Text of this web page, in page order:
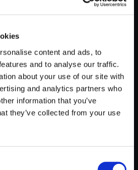
content and ads, to
and to analyse our traffic.
about your use of our site with
and analytics partners who
information that you’ve
they’ve collected from your use
ルのダウンロードの際には、通信環境
お試しください。
【単曲】デビル メイ クライ 2 オ
リジナル・サウンドトラック ET
ERNAL（Clock Tower）